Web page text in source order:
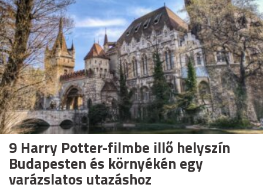
9 Harry Potter-filmbe illő helyszín
Budapesten és környékén egy
varázslatos utazáshoz